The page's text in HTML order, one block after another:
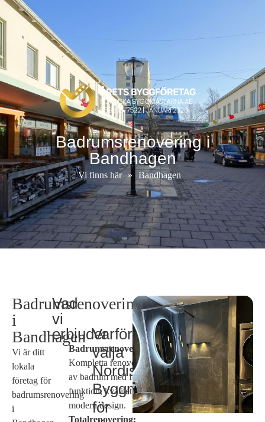
Badrumsrenovering i
Bandhagen
Vi finns här » Bandhagen
Badrumsrenovering
i
Bandhagen
Vi är ditt
lokala
företag för
badrumsrenovering
i
Vad
vi
erbjuder
Badrumsrenoveringar:
Kompletta renoveringar
av badrum med fokus på
funktion, kvalitet och
modern design.
Totalrenovering:
Varför
välja
Nordiska
Byggmästarna
för